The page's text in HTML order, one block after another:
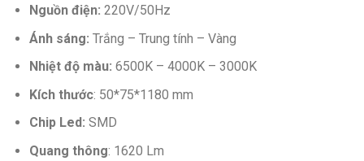
Nguồn điện: 220V/50Hz
Ánh sáng: Trắng – Trung tính – Vàng
Nhiệt độ màu: 6500K – 4000K – 3000K
Kích thước: 50*75*1180 mm
Chip Led: SMD
Quang thông: 1620 Lm